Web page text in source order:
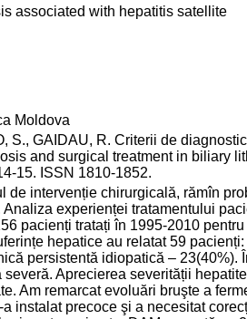
associated with hepatitis satellite
Moldova
S., GAIDAU, R. Criterii de
and surgical treatment in biliary
15. ISSN 1810-1852.
de intervenție chirurgicală, rămîn
experienței tratamentului
pacienți tratați în 1995-2010
hepatice au relatat 59
persistentă idiopatică – 23(40%).
Aprecierea severității
Am remarcat evoluări bruşte a
instalat precoce şi a necesitat